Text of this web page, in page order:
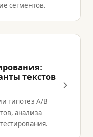
сегментов.
текстов
гипотез A/B
анализа